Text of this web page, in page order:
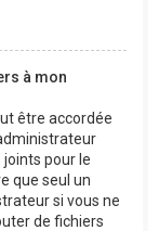
à mon
être accordée
joints pour le
que seul un
si vous ne
de fichiers